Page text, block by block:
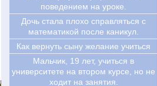
поведением на уроке.
Дочь стала плохо справляться с
математикой после каникул.
Как вернуть сыну желание учиться
Мальчик, 19 лет, учиться в
университете на втором курсе, но не
ходит на занятия.